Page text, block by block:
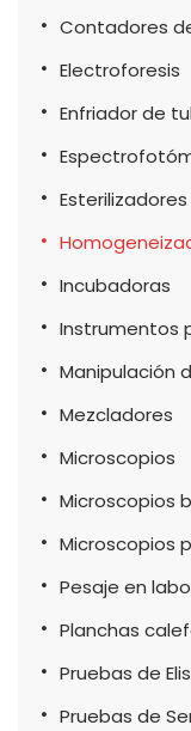
Contadores
Electroforesis
Enfriador de
Esterilizadores
Incubadoras
Instrumentos
Manipulación
Mezcladores
Microscopios
Microscopios
Microscopios
Pesaje en
Planchas
Pruebas de
Pruebas de